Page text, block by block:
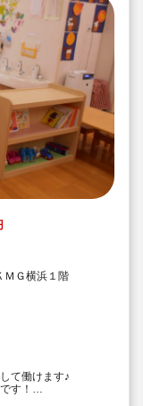
ＭＧ横浜１階
て働けます♪
す！